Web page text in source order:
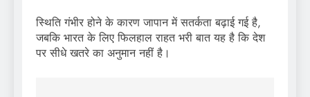
स्थिति गंभीर होने के कारण जापान में सतर्कता बढ़ाई गई है,
जबकि भारत के लिए फिलहाल राहत भरी बात यह है कि देश
पर सीधे खतरे का अनुमान नहीं है।